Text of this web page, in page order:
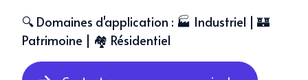
🔍 Domaines d'application : 🏭 Industriel | 🏰
Patrimoine | 🏘️ Résidentiel